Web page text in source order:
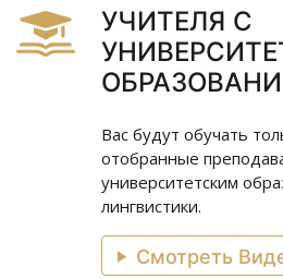
УЧИТЕЛЯ С
Вас будут обучать
отобранные
университетским
лингвистики.
Смотреть